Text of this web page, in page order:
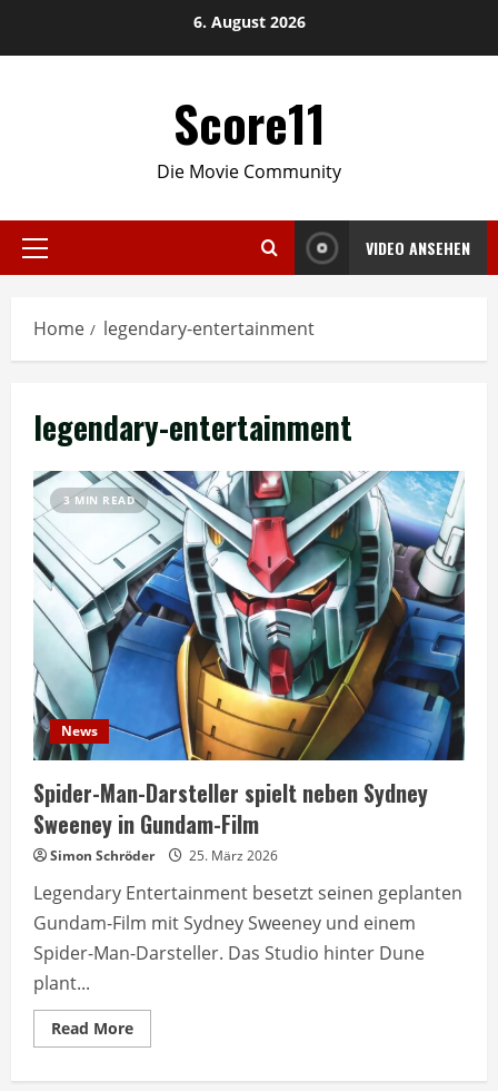
6. August 2026
Score11
Die Movie Community
Primary
VIDEO ANSEHEN
Home legendary-entertainment
legendary-entertainment
3 MIN READ
News
Spider-Man-Darsteller spielt neben Sydney
Sweeney in Gundam-Film
Simon Schröder 25. März 2026
Legendary Entertainment besetzt seinen geplanten
Gundam-Film mit Sydney Sweeney und einem
Spider-Man-Darsteller. Das Studio hinter Dune
plant...
Read MoreRead
more